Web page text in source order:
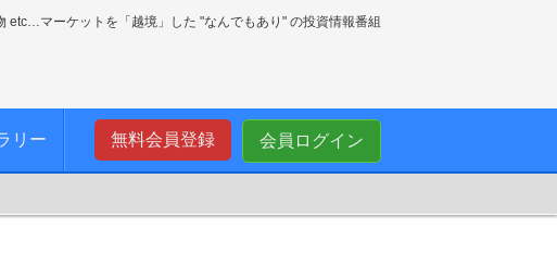
etc…マーケットを「越境」した "なんでもあり" の投資情報番組
会員ログイン
無料会員登録
リー